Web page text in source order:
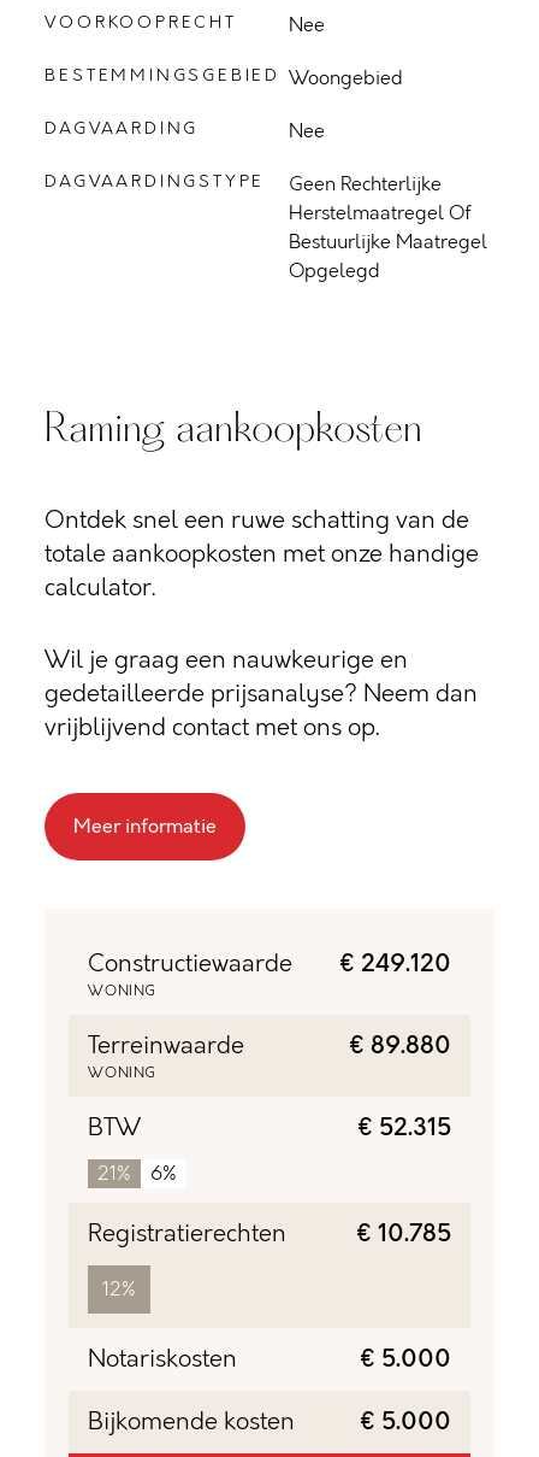
VOORKOOPRECHT Nee
BESTEMMINGSGEBIED Woongebied
DAGVAARDING Nee
DAGVAARDINGSTYPE
Geen Rechterlijke
Herstelmaatregel Of
Bestuurlijke Maatregel
Opgelegd
Raming aankoopkosten
Ontdek snel een ruwe schatting van de
totale aankoopkosten met onze handige
calculator.
Wil je graag een nauwkeurige en
gedetailleerde prijsanalyse? Neem dan
vrijblijvend contact met ons op.
Meer informatie
Constructiewaarde
WONING
€ 249.120
Terreinwaarde
WONING
€ 89.880
BTW
21% 6%
€ 52.315
Registratierechten
12%
€ 10.785
Notariskosten
€ 5.000
Bijkomende kosten
€ 5.000